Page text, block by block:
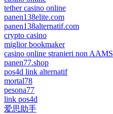
tether casino online
panen138elite.com
panen138alternatif.com
crypto casino
miglior bookmaker
casino online stranieri non AAMS
panen77.shop
pos4d link alternatif
mortal78
pesona77
link pos4d
爱思助手